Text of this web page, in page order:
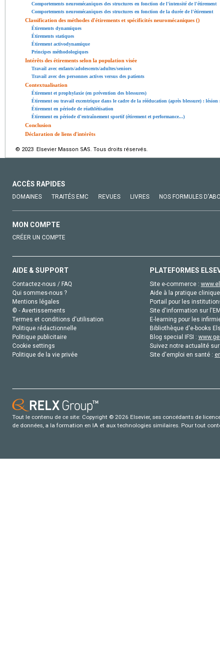
Comportements neuromécaniques des structures en fonction de l'intensité de l'étirement
Comportements neuromécaniques des structures en fonction de la durée de l'étirement
Classification des méthodes d'étirements et spécificités neuromécaniques ()
Étirements dynamiques
Étirements statiques
Étirement activodynamique
Principes méthodologiques
Intérêts des étirements selon la population visée
Travail avec enfants/adolescents/adultes/seniors
Travail avec des personnes actives versus des patients
Contextualisation
Étirement et prophylaxie (en prévention des blessures)
Étirement ou travail excentrique dans le cadre de la rééducation (après blessure) :
Étirement en période de réathlétisation
Étirement en période d'entraînement sportif (étirement et performance...)
Conclusion
Déclaration de liens d'intérêts
© 2023 Elsevier Masson SAS. Tous droits réservés.
ACCÈS RAPIDES
DOMAINES TRAITÉS EMC REVUES LIVRES NOS FORMULES
MON COMPTE
CRÉER UN COMPTE
AIDE & SUPPORT
Contactez-nous / FAQ
Qui sommes-nous ?
Mentions légales
© - Avertissements
Termes et conditions d'utilisation
Politique rédactionnelle
Politique publicitaire
Cookie settings
Politique de la vie privée
PLATEFORMES
Site e-commerce :
Aide à la pratique
Portail pour les
Site d'information sur
E-learning pour les
Bibliothèque d'e-books
Blog special IFSI :
Suivez notre actualité
Site d'emploi en santé :
Tout le contenu de ce site: Copyright © 2026 Elsevier, ses concédants de
de données, a la formation en IA et aux technologies similaires. Pour tout